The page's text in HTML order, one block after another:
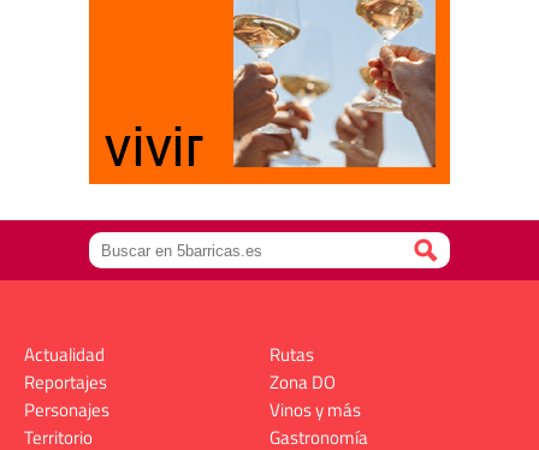
Actualidad
Reportajes
Personajes
Territorio
Rutas
Zona DO
Vinos y más
Gastronomía